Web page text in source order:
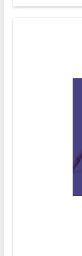
العمليات بخبرت